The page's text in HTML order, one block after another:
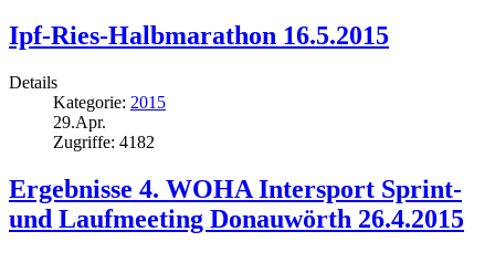
Ipf-Ries-Halbmarathon 16.5.2015
Details
Kategorie: 2015
29.Apr.
Zugriffe: 4182
Ergebnisse 4. WOHA Intersport Sprint-
und Laufmeeting Donauwörth 26.4.2015